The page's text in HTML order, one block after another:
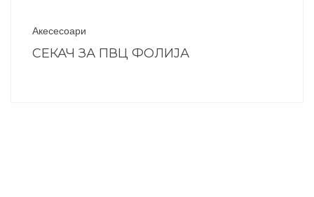
Акесесоари
СЕКАЧ ЗА ПВЦ ФОЛИЈА